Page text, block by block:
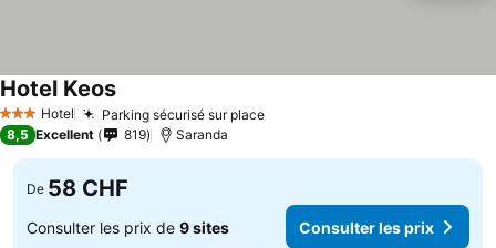
3 ÉtoilesHotel Parking sécurisé sur place
Hotel Keos
8,5 Excellent 819 Saranda
De 58 CHF
Consulter les prix de 9 sites Consulter les prix